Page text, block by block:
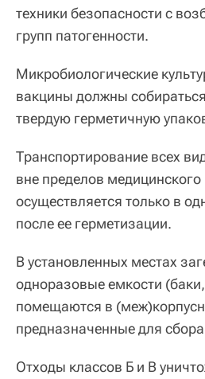
техники безопасности с
групп патогенности.
Микробиологические
вакцины должны
твердую герметичную
Транспортирование всех
вне пределов
осуществляется только в
после ее герметизации.
В установленных местах
одноразовые емкости
помещаются в
предназначенные для
Отходы классов Б и В